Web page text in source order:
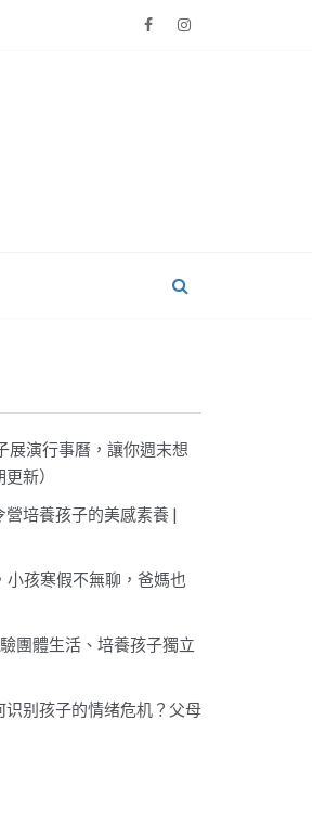
展演行事曆，讓你週末想
新）
培養孩子的美感素養 |
小孩寒假不無聊，爸媽也
團體生活、培養孩子獨立
别孩子的情绪危机？父母